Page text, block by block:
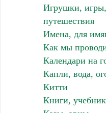
Игрушки,
путешествия
Имена, для
Как мы
Календари на
Капли, вода,
Китти
Книги,